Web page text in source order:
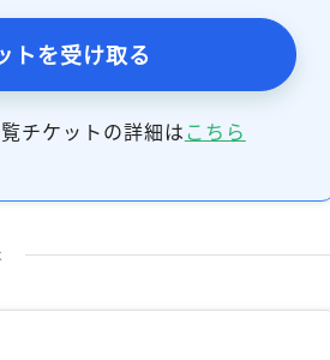
トを受け取る
チケットの詳細はこちら